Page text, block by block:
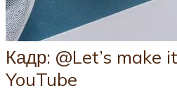
Кадр: @Let’s make
YouTube